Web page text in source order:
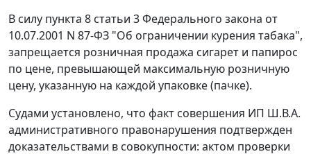
В силу пункта 8 статьи 3Федерального закона от
10.07.2001 N 87-ФЗ "Об ограничении курения табака",
запрещается розничная продажа сигарет и папирос
по цене, превышающей максимальную розничную
цену, указанную на каждой упаковке (пачке).
Судами установлено, что факт совершения ИП Ш.В.А.
административного правонарушения подтвержден
доказательствами в совокупности: актом проверки